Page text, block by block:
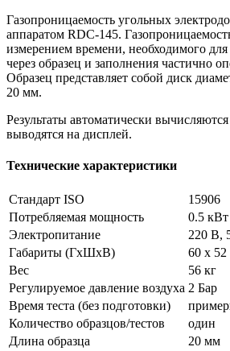
Газопроницаемость угольных
аппаратом RDC-145.
измерением времени, необходимого для
через образец и заполнения частично
Образец представляет собой диск
20 мм.
Результаты автоматически
выводятся на дисплей.
Технические характеристики
Стандарт ISO
15906
Потребляемая мощность
0.5 кВт
Электропитание
220 В,
Габариты (ГхШхВ)
60 x
Вес
56 кг
Регулируемое давление воздуха 2 Бар
Время теста (без подготовки)
Количество образцов/тестов
один
Длина образца
20 мм